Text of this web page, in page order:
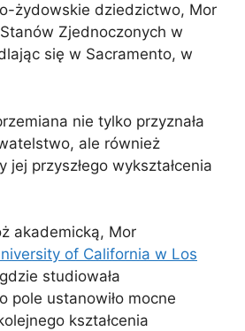
żydowskie dziedzictwo, Mor
Zjednoczonych w
się w Sacramento, w
nie tylko przyznała
ale również
jej przyszłego wykształcenia
akademicką, Mor
of California w Los
studiowała
pole ustanowiło mocne
kształcenia